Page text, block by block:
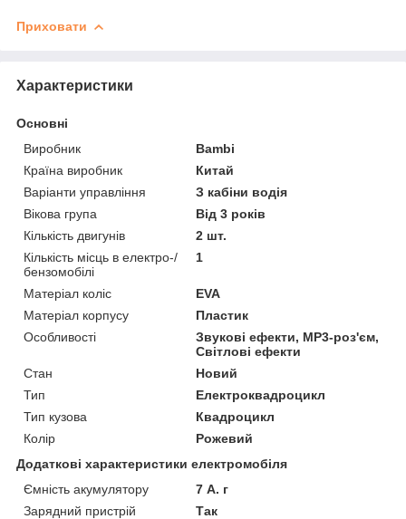
Приховати
Характеристики
Основні
Виробник
Bambi
Країна виробник
Китай
Варіанти управління
З кабіни водія
Вікова група
Від 3 років
Кількість двигунів
2 шт.
Кількість місць в електро-/
бензомобілі
1
Матеріал коліс
EVA
Матеріал корпусу
Пластик
Особливості
Звукові ефекти, MP3-роз'єм,
Світлові ефекти
Стан
Новий
Тип
Електроквадроцикл
Тип кузова
Квадроцикл
Колір
Рожевий
Додаткові характеристики електромобіля
Ємність акумулятору
7 А. г
Зарядний пристрій
Так